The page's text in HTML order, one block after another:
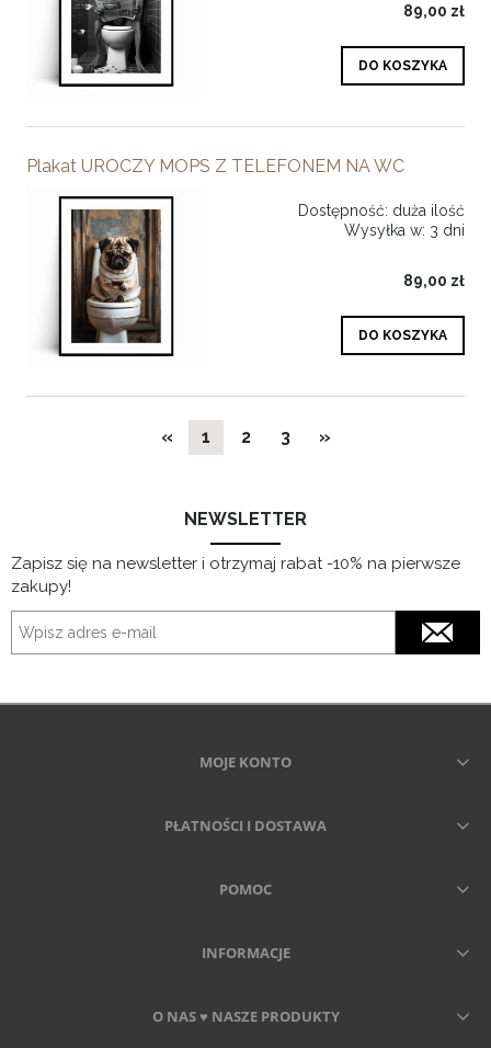
89,00 zł
DO KOSZYKA
Plakat UROCZY MOPS Z TELEFONEM NA WC
Dostępność: duża ilość
Wysyłka w: 3 dni
89,00 zł
DO KOSZYKA
« 1 2 3 »
NEWSLETTER
Zapisz się na newsletter i otrzymaj rabat -10% na pierwsze
zakupy!
MOJE KONTO
PŁATNOŚCI I DOSTAWA
POMOC
INFORMACJE
O NAS ♥ NASZE PRODUKTY